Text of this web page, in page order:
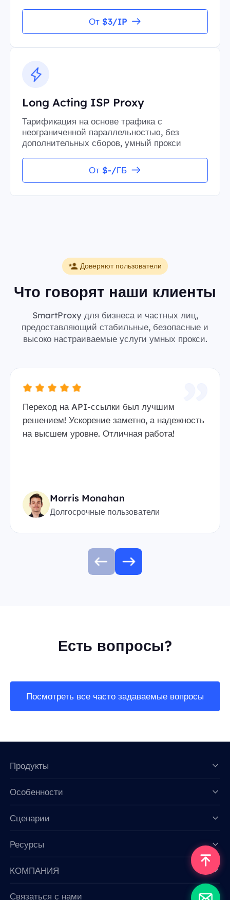
От $3/IP
Long Acting ISP Proxy
Тарификация на основе трафика с
неограниченной параллельностью, без
дополнительных сборов, умный прокси
От $-/ГБ
Доверяют пользователи
Что говорят наши клиенты
SmartProxy для бизнеса и частных лиц,
предоставляющий стабильные, безопасные и
высоко настраиваемые услуги умных прокси.
Переход на API-ссылки был лучшим
решением! Ускорение заметно, а надежность
на высшем уровне. Отличная работа!
Morris Monahan
Долгосрочные пользователи
Есть вопросы?
Посмотреть все часто задаваемые вопросы
Продукты
Особенности
Сценарии
Ресурсы
КОМПАНИЯ
Связаться с нами